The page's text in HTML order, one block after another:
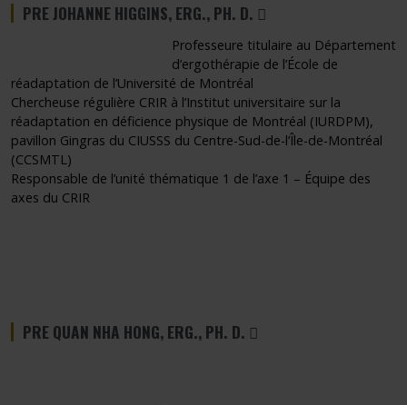
PRE JOHANNE HIGGINS, ERG., PH. D.
Professeure titulaire au Département
d’ergothérapie de l’École de
réadaptation de l’Université de Montréal
Chercheuse régulière CRIR à l’Institut universitaire sur la
réadaptation en déficience physique de Montréal (IURDPM),
pavillon Gingras du CIUSSS du Centre-Sud-de-l’Île-de-Montréal
(CCSMTL)
Responsable de l’unité thématique 1 de l’axe 1 – Équipe des
axes du CRIR
PRE QUAN NHA HONG, ERG., PH. D.